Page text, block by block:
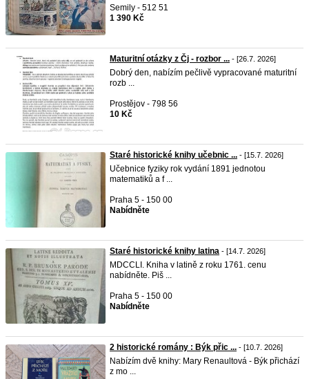
Semily - 512 51
1 390 Kč
Maturitní otázky z Čj - rozbor ... - [26.7. 2026]
Dobrý den, nabízím pečlivě vypracované maturitní
rozb ...
Prostějov - 798 56
10 Kč
Staré historické knihy učebnic ... - [15.7. 2026]
Učebnice fyziky rok vydání 1891 jednotou
matematiků a f ...
Praha 5 - 150 00
Nabídněte
Staré historické knihy latina - [14.7. 2026]
MDCCLI. Kniha v latině z roku 1761. cenu
nabídněte. Piš ...
Praha 5 - 150 00
Nabídněte
2 historické romány : Býk přic ... - [10.7. 2026]
Nabízím dvě knihy: Mary Renaultová - Býk přichází
z mo ...